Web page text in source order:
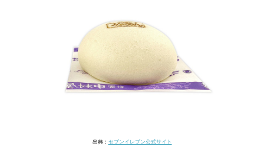
出典： セブンイレブン公式サイト